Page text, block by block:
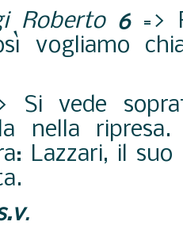
Roberto 6=>
vogliamo
Si vede
nella ripresa.
Lazzari, il
.